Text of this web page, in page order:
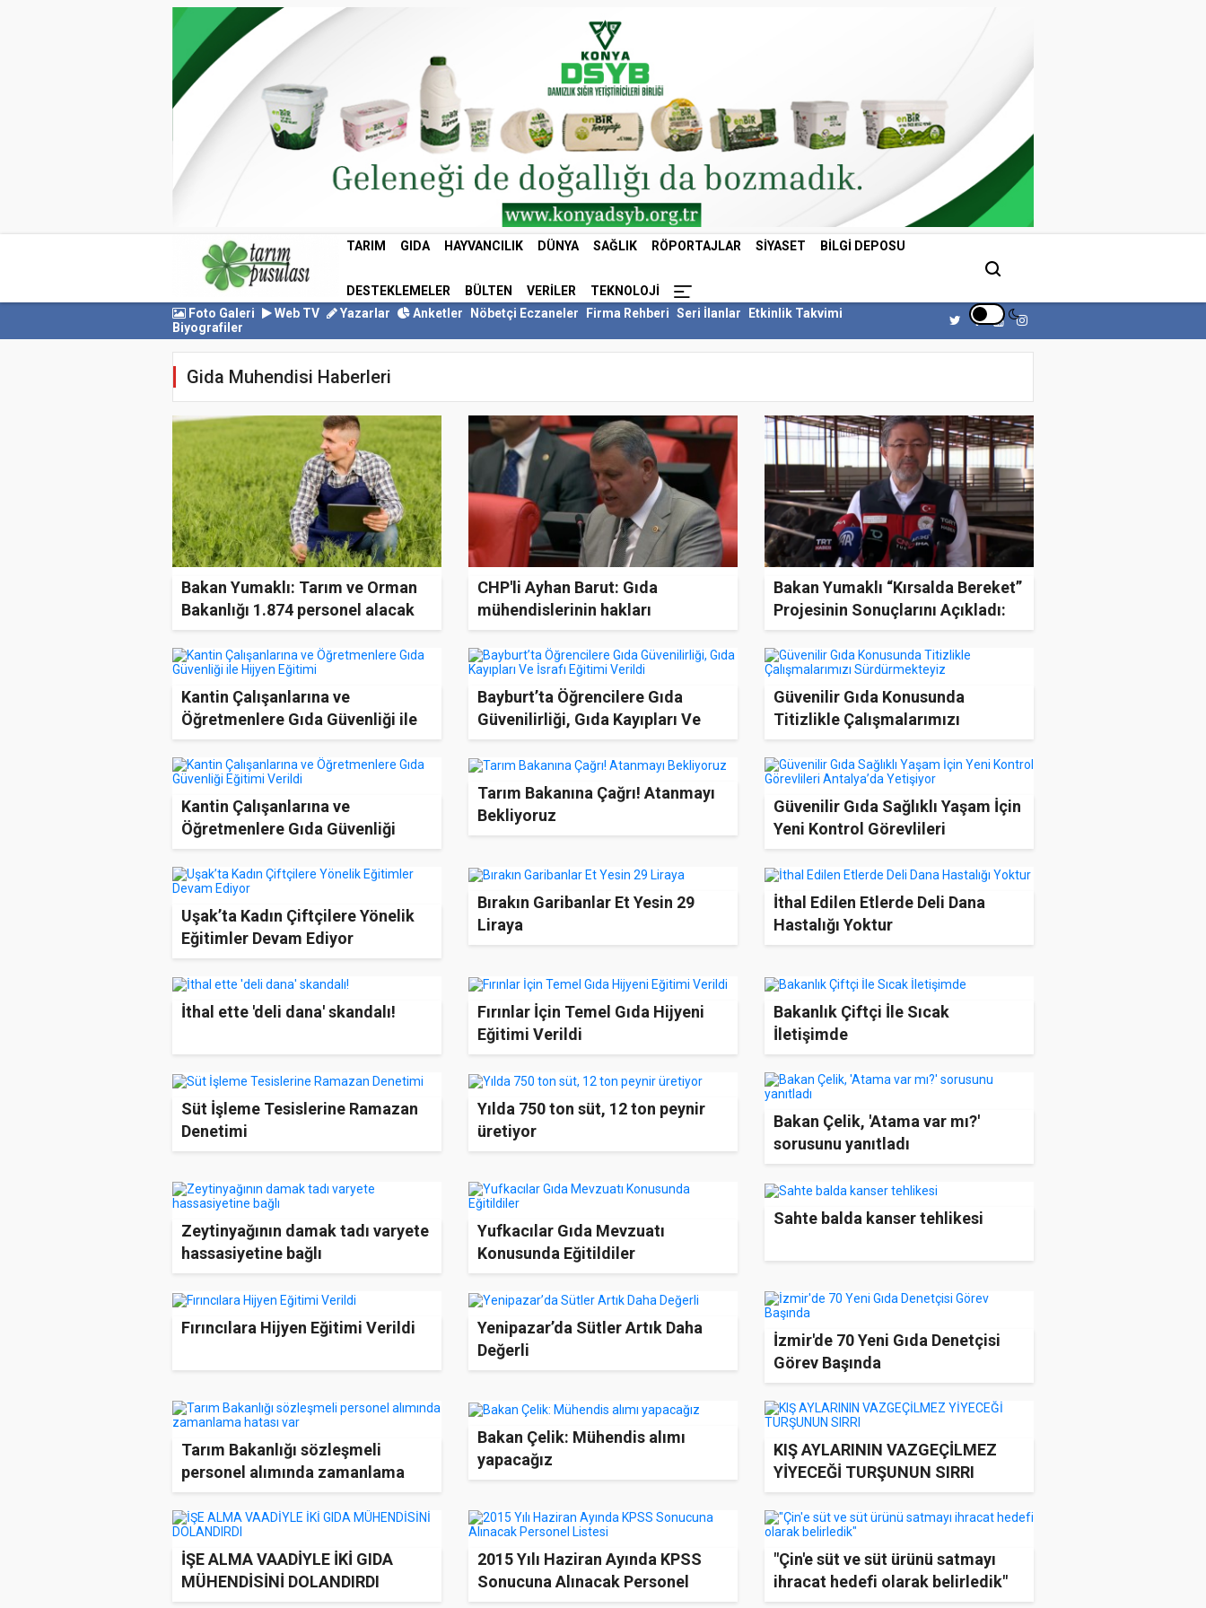
TARIM GIDA HAYVANCILIK DÜNYA SAĞLIK RÖPORTAJLAR SIYASET BILGI DEPOSU
DESTEKLEMELER BÜLTEN VERILER
TEKNOLOJI
Foto Galeri
Web TV Yazarlar Anketler Nöbetçi Eczaneler Firma Rehberi Seri İlanlar
Etkinlik Takvimi
Biyografiler
Gida Muhendisi Haberleri
Bakan Yumaklı: Tarım ve Orman
Bakanlığı 1.874 personel alacak
CHP'li Ayhan Barut: Gıda
mühendislerinin hakları
güçlendirilmeli
Bakan Yumaklı “Kırsalda Bereket”
Projesinin Sonuçlarını Açıkladı:
Gençler ve Kadınlar Ön Planda
Kantin Çalışanlarına ve
Öğretmenlere Gıda Güvenliği ile
Hijyen Eğitimi
Bayburt’ta Öğrencilere Gıda
Güvenilirliği, Gıda Kayıpları Ve
İsrafı Eğitimi Verildi
Güvenilir Gıda Konusunda
Titizlikle Çalışmalarımızı
Sürdürmekteyiz
Kantin Çalışanlarına ve
Öğretmenlere Gıda Güvenliği
Eğitimi Verildi
Tarım Bakanına Çağrı! Atanmayı
Bekliyoruz
Güvenilir Gıda Sağlıklı Yaşam İçin
Yeni Kontrol Görevlileri
Antalya’da Yetişiyor
Uşak’ta Kadın Çiftçilere Yönelik
Eğitimler Devam Ediyor
Bırakın Garibanlar Et Yesin 29
Liraya
İthal Edilen Etlerde Deli Dana
Hastalığı Yoktur
İthal ette 'deli dana' skandalı!
Fırınlar İçin Temel Gıda Hijyeni
Eğitimi Verildi
Bakanlık Çiftçi İle Sıcak
İletişimde
Süt İşleme Tesislerine Ramazan
Denetimi
Yılda 750 ton süt, 12 ton peynir
üretiyor
Bakan Çelik, 'Atama var mı?'
sorusunu yanıtladı
Zeytinyağının damak tadı varyete
hassasiyetine bağlı
Yufkacılar Gıda Mevzuatı
Konusunda Eğitildiler
Sahte balda kanser tehlikesi
Fırıncılara Hijyen Eğitimi Verildi
Yenipazar’da Sütler Artık Daha
Değerli
İzmir'de 70 Yeni Gıda Denetçisi
Görev Başında
Tarım Bakanlığı sözleşmeli
personel alımında zamanlama
hatası var
Bakan Çelik: Mühendis alımı
yapacağız
KIŞ AYLARININ VAZGEÇİLMEZ
YİYECEĞİ TURŞUNUN SIRRI
İŞE ALMA VAADİYLE İKİ GIDA
MÜHENDİSİNİ DOLANDIRDI
2015 Yılı Haziran Ayında KPSS
Sonucuna Alınacak Personel
Listesi
"Çin'e süt ve süt ürünü satmayı
ihracat hedefi olarak belirledik"